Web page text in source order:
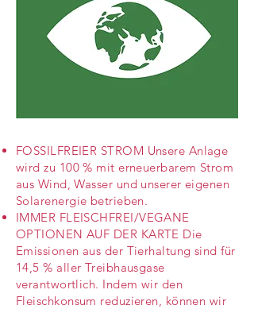
FOSSILFREIER STROM Unsere Anlage
wird zu 100 % mit erneuerbarem Strom
aus Wind, Wasser und unserer eigenen
Solarenergie betrieben.
IMMER FLEISCHFREI/VEGANE
OPTIONEN AUF DER KARTE Die
Emissionen aus der Tierhaltung sind für
14,5 % aller Treibhausgase
verantwortlich. Indem wir den
Fleischkonsum reduzieren, können wir